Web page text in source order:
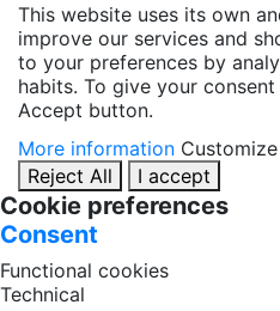
This website uses its own
improve our services and
to your preferences by
habits. To give your
Accept button.
More information
Reject All
I accept
Cookie preferences
Consent
Functional cookies
Technical